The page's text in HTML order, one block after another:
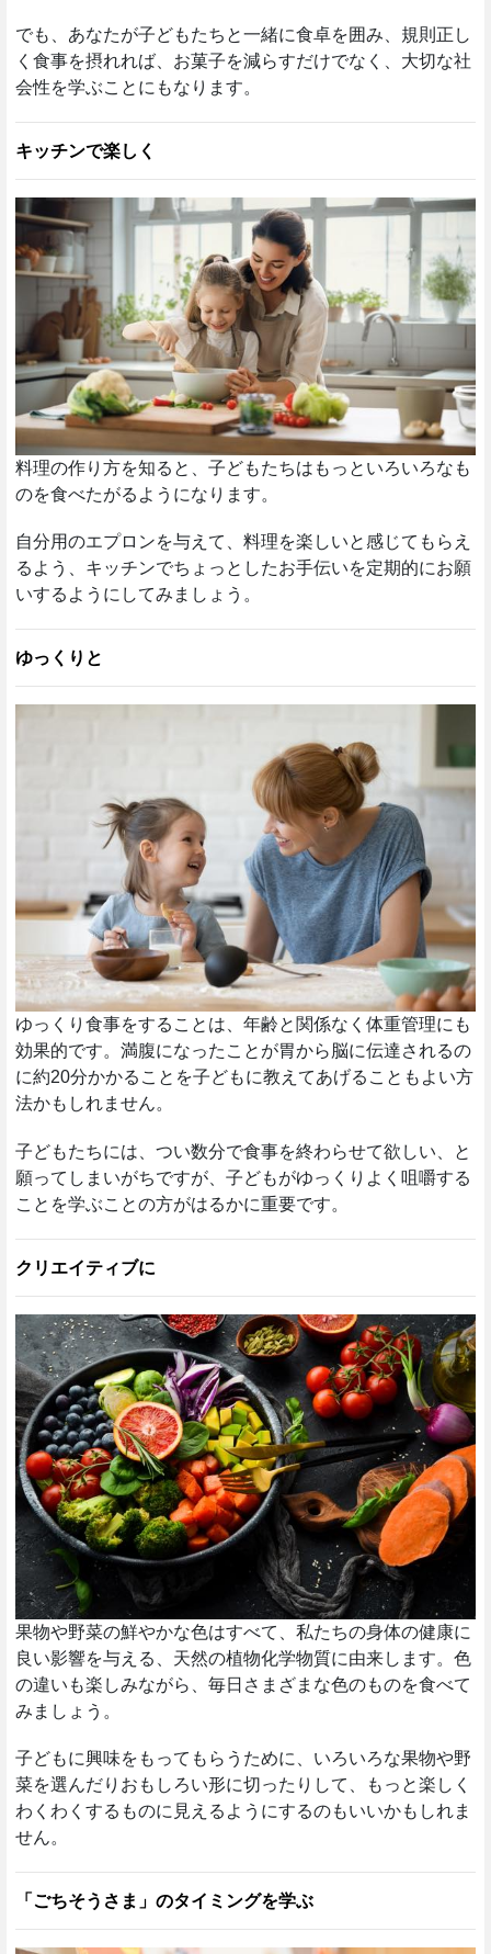
でも、あなたが子どもたちと一緒に食卓を囲み、規則正し
く食事を摂れれば、お菓子を減らすだけでなく、大切な社
会性を学ぶことにもなります。
キッチンで楽しく
料理の作り方を知ると、子どもたちはもっといろいろなも
のを食べたがるようになります。
自分用のエプロンを与えて、料理を楽しいと感じてもらえ
るよう、キッチンでちょっとしたお手伝いを定期的にお願
いするようにしてみましょう。
ゆっくりと
ゆっくり食事をすることは、年齢と関係なく体重管理にも
効果的です。満腹になったことが胃から脳に伝達されるの
に約20分かかることを子どもに教えてあげることもよい方
法かもしれません。
子どもたちには、つい数分で食事を終わらせて欲しい、と
願ってしまいがちですが、子どもがゆっくりよく咀嚼する
ことを学ぶことの方がはるかに重要です。
クリエイティブに
果物や野菜の鮮やかな色はすべて、私たちの身体の健康に
良い影響を与える、天然の植物化学物質に由来します。色
の違いも楽しみながら、毎日さまざまな色のものを食べて
みましょう。
子どもに興味をもってもらうために、いろいろな果物や野
菜を選んだりおもしろい形に切ったりして、もっと楽しく
わくわくするものに見えるようにするのもいいかもしれま
せん。
「ごちそうさま」のタイミングを学ぶ